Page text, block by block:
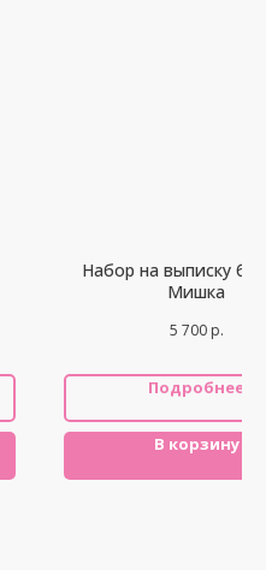
Набор на выписку
Мишка
5 700 р.
Подробнее
В корзину